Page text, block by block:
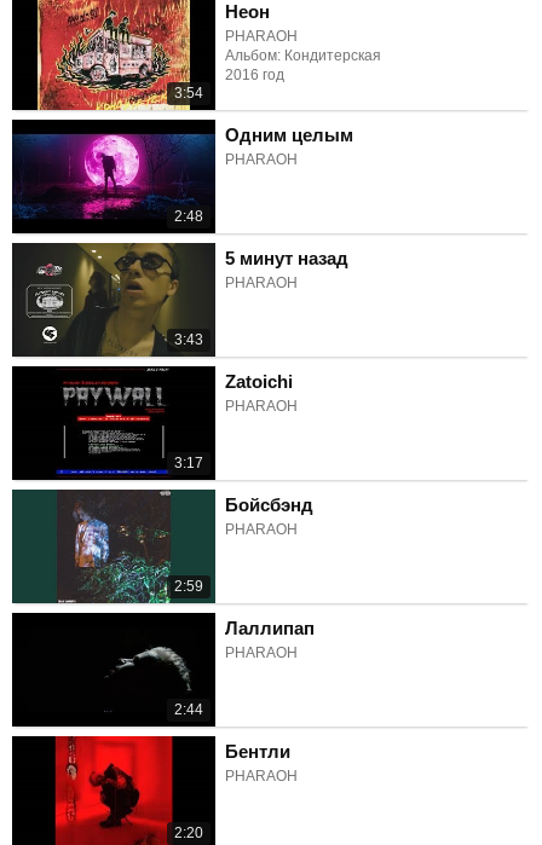
3:54
Неон
PHARAOH
Альбом: Кондитерская
2016 год
2:48
Одним целым
PHARAOH
3:43
5 минут назад
PHARAOH
3:17
Zatoichi
PHARAOH
2:59
Бойсбэнд
PHARAOH
2:44
Лаллипап
PHARAOH
2:20
Бентли
PHARAOH